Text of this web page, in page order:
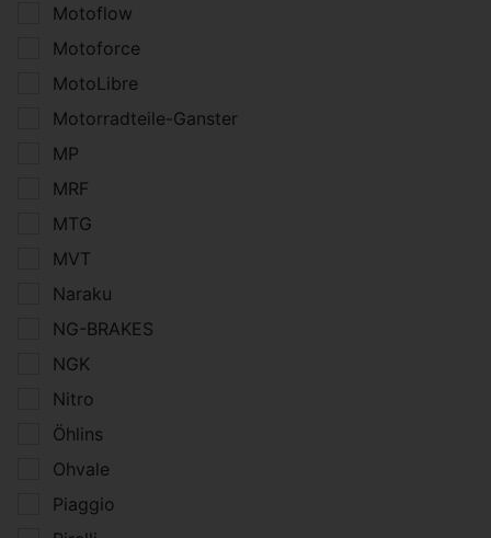
Motoflow
Motoforce
MotoLibre
Motorradteile-Ganster
MP
MRF
MTG
MVT
Naraku
NG-BRAKES
NGK
Nitro
Öhlins
Ohvale
Piaggio